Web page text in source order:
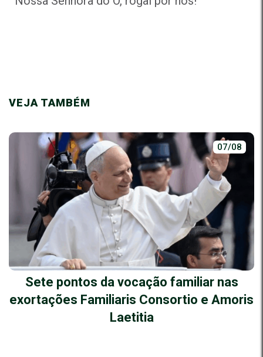
VEJA TAMBÉM
07/08
Sete pontos da vocação familiar nas
exortações Familiaris Consortio e Amoris
Laetitia